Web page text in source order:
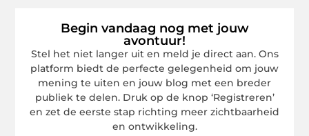
Begin vandaag nog met jouw
avontuur!
Stel het niet langer uit en meld je direct aan. Ons
platform biedt de perfecte gelegenheid om jouw
mening te uiten en jouw blog met een breder
publiek te delen. Druk op de knop ‘Registreren’
en zet de eerste stap richting meer zichtbaarheid
en ontwikkeling.